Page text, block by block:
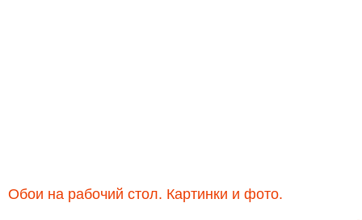
Обои на рабочий стол. Картинки и фото.